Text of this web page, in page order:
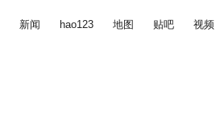
新闻 hao123 地图 贴吧 视频